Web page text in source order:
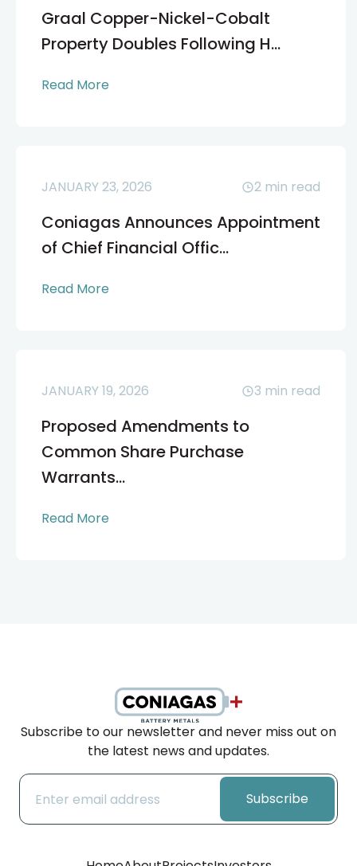
Graal Copper-Nickel-Cobalt
Property Doubles Following H...
Read More
JANUARY 23, 2026 2 min read
Coniagas Announces Appointment
of Chief Financial Offic...
Read More
JANUARY 19, 2026 3 min read
Proposed Amendments to
Common Share Purchase
Warrants...
Read More
Subscribe to our newsletter and never miss out on
the latest news and updates.
Subscribe